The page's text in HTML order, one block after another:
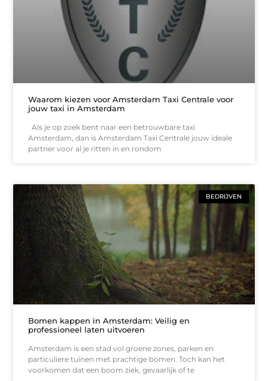
Waarom kiezen voor Amsterdam Taxi Centrale voor
jouw taxi in Amsterdam
Als je op zoek bent naar een betrouwbare taxi
Amsterdam, dan is Amsterdam Taxi Centrale jouw ideale
partner voor al je ritten in en rondom
BEDRIJVEN
Bomen kappen in Amsterdam: Veilig en
professioneel laten uitvoeren
Amsterdam is een stad vol groene zones, parken en
particuliere tuinen met prachtige bomen. Toch kan het
voorkomen dat een boom ziek, gevaarlijk of te